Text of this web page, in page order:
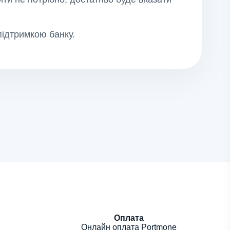
банку.
Оплата
Онлайн оплата Portmone